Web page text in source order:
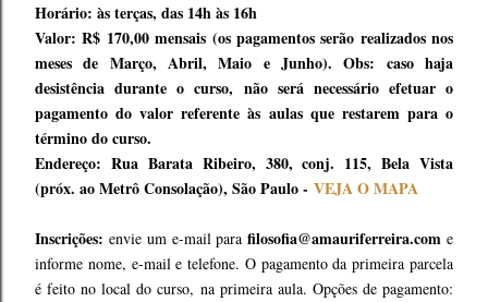
Horário: às terças, das 14h às 16h
Valor: R$ 170,00 mensais (os pagamentos serão realizados nos
meses de Março, Abril, Maio e Junho). Obs: caso haja
desistência durante o curso, não será necessário efetuar o
pagamento do valor referente às aulas que restarem para o
término do curso.
Endereço: Rua Barata Ribeiro, 380, conj. 115, Bela Vista
(próx. ao Metrô Consolação), São Paulo - VEJA O MAPA
Inscrições: envie um e-mail parafilosofia@amauriferreira.com e
informe nome, e-mail e telefone. O pagamento da primeira parcela
é feito no local do curso, na primeira aula. Opções de pagamento: